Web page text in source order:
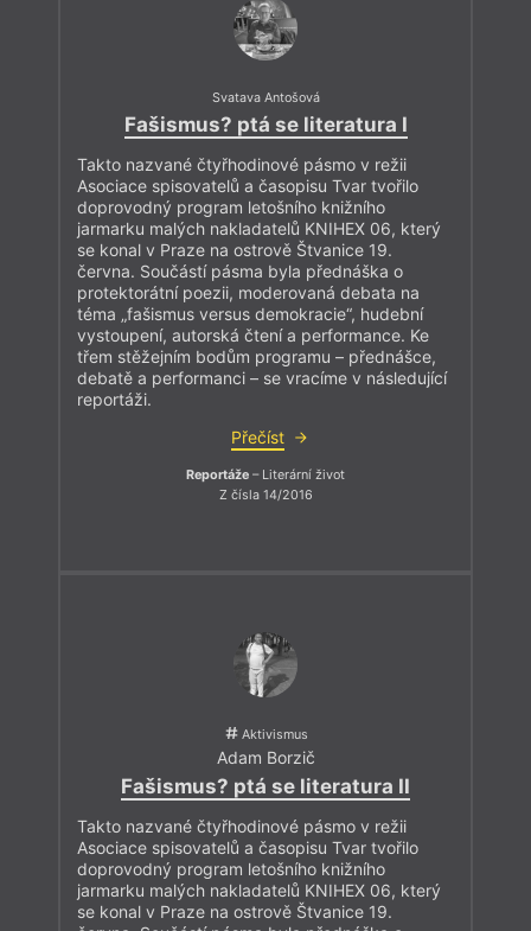
Svatava Antošová
Fašismus? ptá se literatura I
Takto nazvané čtyřhodinové pásmo v režii
Asociace spisovatelů a časopisu Tvar tvořilo
doprovodný program letošního knižního
jarmarku malých nakladatelů KNIHEX 06, který
se konal v Praze na ostrově Štvanice 19.
června. Součástí pásma byla přednáška o
protektorátní poezii, moderovaná debata na
téma „fašismus versus demokracie“, hudební
vystoupení, autorská čtení a performance. Ke
třem stěžejním bodům programu – přednášce,
debatě a performanci – se vracíme v následující
reportáži.
Přečíst
Reportáže – Literární život
Z čísla 14/2016
Aktivismus
Adam Borzič
Fašismus? ptá se literatura II
Takto nazvané čtyřhodinové pásmo v režii
Asociace spisovatelů a časopisu Tvar tvořilo
doprovodný program letošního knižního
jarmarku malých nakladatelů KNIHEX 06, který
se konal v Praze na ostrově Štvanice 19.